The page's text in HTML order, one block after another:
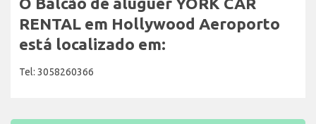
RENTAL em Hollywood Aeroporto
está localizado em:
Tel: 3058260366